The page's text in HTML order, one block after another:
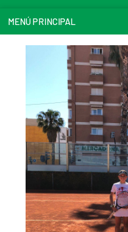
MENÚ PRINCIPAL